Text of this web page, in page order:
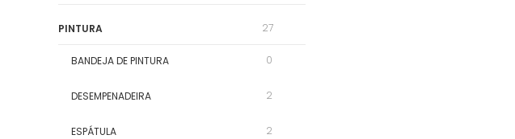
PINTURA 27
BANDEJA DE PINTURA 0
DESEMPENADEIRA 2
ESPÁTULA 2